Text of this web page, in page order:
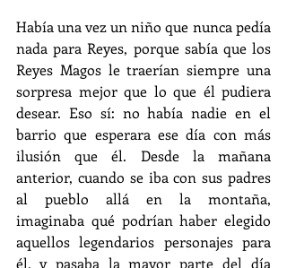
Había una vez un niño que nunca pedía
nada para Reyes, porque sabía que los
Reyes Magos le traerían siempre una
sorpresa mejor que lo que él pudiera
desear. Eso sí: no había nadie en el
barrio que esperara ese día con más
ilusión que él. Desde la mañana
anterior, cuando se iba con sus padres
al pueblo allá en la montaña,
imaginaba qué podrían haber elegido
aquellos legendarios personajes para
él, y pasaba la mayor parte del día